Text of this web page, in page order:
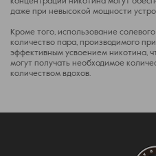
даже при невысокой мощности
Кроме того, использование
количество пара, производимого
эффективным усвоением никотина,
могут получать необходимое
количеством вдохов.